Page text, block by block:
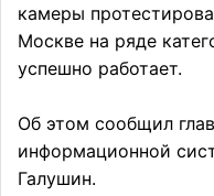
камеры
Москве на ряде
успешно работает.
Об этом сообщил
информационной
Галушин.